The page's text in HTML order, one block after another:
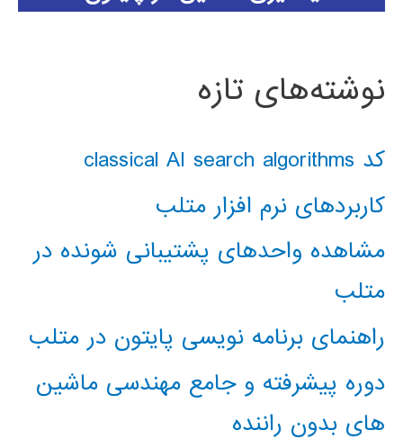
نوشته‌های تازه
کد classical AI search algorithms
کاربردهای نرم افزار متلب
مشاهده واحدهای پشتیبانی شونده در
متلب
راهنمای برنامه نویسی پایتون در متلب
دوره پیشرفته و جامع مهندسی ماشین
های بدون راننده